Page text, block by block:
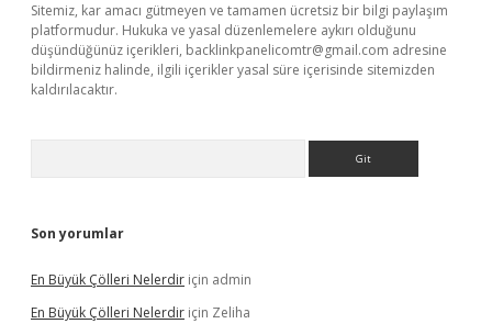
Sitemiz, kar amacı gütmeyen ve tamamen ücretsiz bir bilgi paylaşım
platformudur. Hukuka ve yasal düzenlemelere aykırı olduğunu
düşündüğünüz içerikleri, backlinkpanelicomtr@gmail.com adresine
bildirmeniz halinde, ilgili içerikler yasal süre içerisinde sitemizden
kaldırılacaktır.
Son yorumlar
En Büyük Çölleri Nelerdir için admin
En Büyük Çölleri Nelerdir için Zeliha